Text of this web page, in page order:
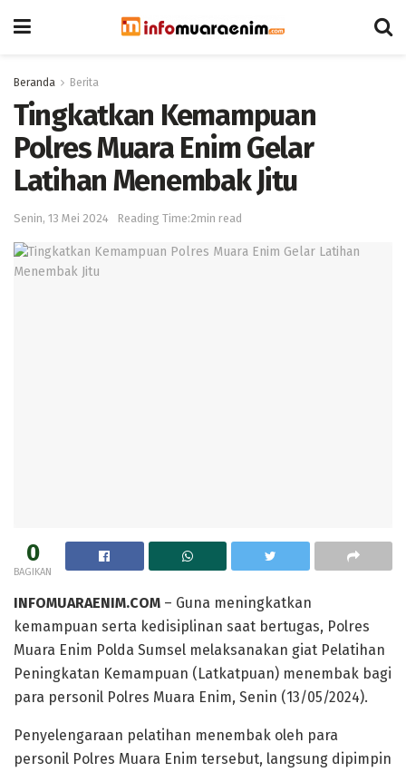
Beranda Berita
Tingkatkan Kemampuan
Polres Muara Enim Gelar
Latihan Menembak Jitu
Senin, 13 Mei 2024 Reading Time:2min read
0
BAGIKAN
INFOMUARAENIM.COM – Guna meningkatkan
kemampuan serta kedisiplinan saat bertugas, Polres
Muara Enim Polda Sumsel melaksanakan giat Pelatihan
Peningkatan Kemampuan (Latkatpuan) menembak bagi
para personil Polres Muara Enim, Senin (13/05/2024).
Penyelengaraan pelatihan menembak oleh para
personil Polres Muara Enim tersebut, langsung dipimpin